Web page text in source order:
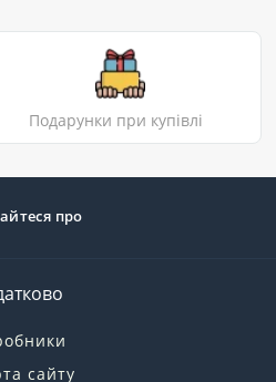
Подарунки при купівлі
про
сайту